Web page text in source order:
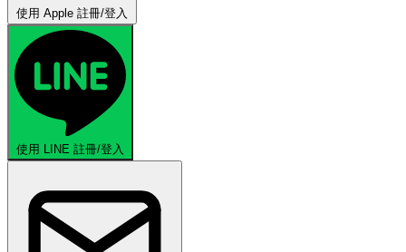
使用 Apple 註冊/登入
使用 LINE 註冊/登入